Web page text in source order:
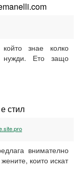
знае колко
нужди. Ето защо
стил
внимателно
които искат